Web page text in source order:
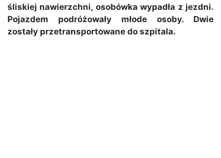
śliskiej nawierzchni, osobówka wypadła z jezdni.
Pojazdem podróżowały młode osoby. Dwie
zostały przetransportowane do szpitala.